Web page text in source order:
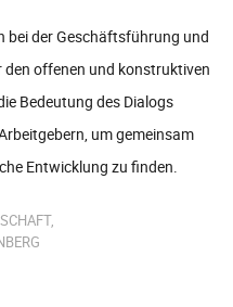
bei der Geschäftsführung und
offenen und konstruktiven
Bedeutung des Dialogs
um gemeinsam
Entwicklung zu finden.
,